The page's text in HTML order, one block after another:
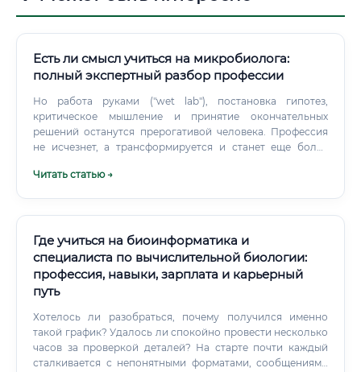
Есть ли смысл учиться на микробиолога:
полный экспертный разбор профессии
Но работа руками ("wet lab"), постановка гипотез,
критическое мышление и принятие окончательных
решений останутся прерогативой человека. Профессия
не исчезнет, а трансформируется и станет еще более
труда Для успеха в этой профессии необходим
Читать статью →
Где учиться на биоинформатика и
специалиста по вычислительной биологии:
профессия, навыки, зарплата и карьерный
путь
Хотелось ли разобраться, почему получился именно
такой график? Удалось ли спокойно провести несколько
часов за проверкой деталей? На старте почти каждый
сталкивается с непонятными форматами, сообщениями